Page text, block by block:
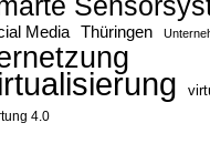
Media Thüringen
4.0